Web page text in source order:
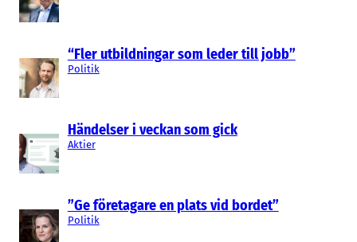
“Fler utbildningar som leder till jobb”
Politik
Händelser i veckan som gick
Aktier
”Ge företagare en plats vid bordet”
Politik